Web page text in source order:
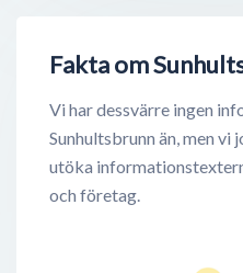
Fakta om
Vi har dessvärre ingen
Sunhultsbrunn än, men
utöka
och företag.